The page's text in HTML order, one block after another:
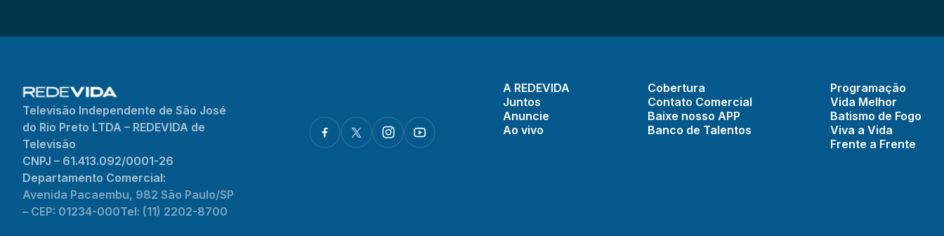
Televisão Independente de São José
do Rio Preto LTDA – REDEVIDA de
Televisão
CNPJ – 61.413.092/0001-26
Departamento Comercial:
Avenida Pacaembu, 982 São Paulo/SP
– CEP: 01234-000Tel: (11) 2202-8700
A REDEVIDA
Juntos
Anuncie
Ao vivo
Cobertura
Contato Comercial
Baixe nosso APP
Banco de Talentos
Programação
Vida Melhor
Batismo de Fogo
Viva a Vida
Frente a Frente